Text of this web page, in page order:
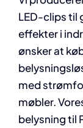
LED-clips til
effekter i
ønsker at
med
møbler.
belysning til